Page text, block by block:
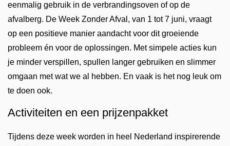
eenmalig gebruik in de verbrandingsoven of op de
afvalberg. De Week Zonder Afval, van 1 tot 7 juni, vraagt
op een positieve manier aandacht voor dit groeiende
probleem én voor de oplossingen. Met simpele acties kun
je minder verspillen, spullen langer gebruiken en slimmer
omgaan met wat we al hebben. En vaak is het nog leuk om
te doen ook.
Activiteiten en een prijzenpakket
Tijdens deze week worden in heel Nederland inspirerende